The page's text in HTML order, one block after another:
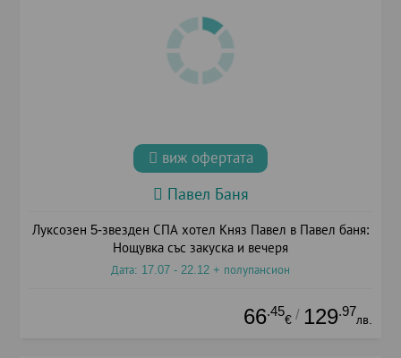
виж офертата
Павел Баня
Луксозен 5-звезден СПА хотел Княз Павел в Павел баня:
Нощувка със закуска и вечеря
Дата: 17.07 - 22.12 + полупансион
66.45
€ / 129.97
лв.